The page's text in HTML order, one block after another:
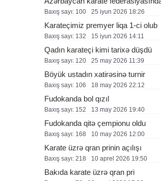
Baxış sayı: 100 25 i̇yun 2026 18:26
Karateçimiz premyer liqa 1-ci olub
Baxış sayı: 132 15 i̇yun 2026 14:11
Qadın karateçi kimi tarixə düşdü
Baxış sayı: 120 25 may 2026 11:39
Böyük ustadın xatirəsinə turnir
Baxış sayı: 106 18 may 2026 22:12
Fudokanda bol qızıl
Baxış sayı: 152 13 may 2026 19:40
Fudokanda qitə çempionu oldu
Baxış sayı: 168 10 may 2026 12:00
Karate üzrə qran prinin açılışı
Baxış sayı: 218 10 aprel 2026 19:50
Bakıda karate üzrə qran pri